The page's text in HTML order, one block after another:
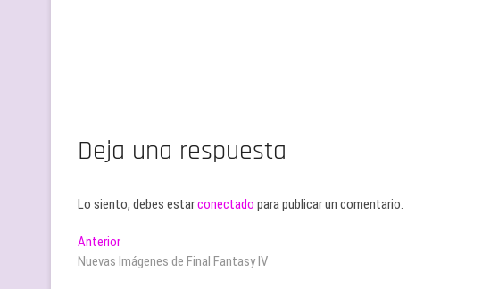
Deja una respuesta
Lo siento, debes estarconectado para publicar un comentario.
Navegación
de
AnteriorEntrada
anterior:
Nuevas Imágenes de Final Fantasy IV